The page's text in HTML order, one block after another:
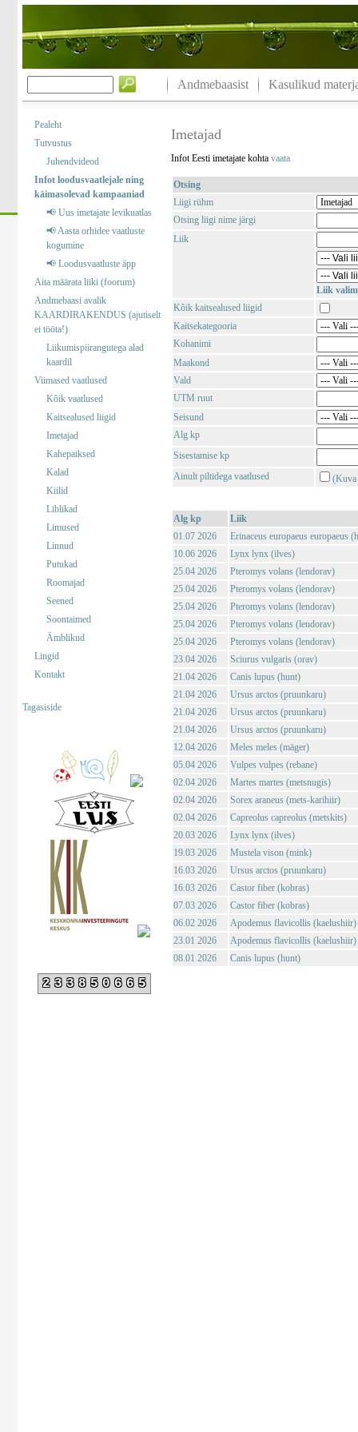
Andmebaasist Kasulikud
Pealeht
Tutvustus
Juhendvideod
Infot loodusvaatlejale ning
käimasolevad kampaaniad
📢 Uus imetajate levikuatlas
📢 Aasta orhidee vaatluste
kogumine
📢 Loodusvaatluste äpp
Aita määrata liiki (foorum)
Andmebaasi avalik
KAARDIRAKENDUS (ajutiselt
ei tööta!)
Liikumispiirangutega alad
kaardil
Viimased vaatlused
Kõik vaatlused
Kaitsealused liigid
Imetajad
Kahepaiksed
Kalad
Kiilid
Liblikad
Limused
Linnud
Putukad
Roomajad
Seened
Soontaimed
Ämblikud
Lingid
Kontakt
Tagasiside
233850665
Imetajad
Infot Eesti imetajate kohta vaata
Otsing
Liigi rühm
Otsing liigi nime järgi
Liik
Liik
Kõik kaitsealused liigid
Kaitsekategooria
Kohanimi
Maakond
Vald
UTM ruut
Seisund
Alg kp
Sisestamise kp
Ainult piltidega vaatlused
(Kuva
Alg kp
Liik
01.07 2026
Erinaceus europaeus europaeus
10.06 2026
Lynx lynx (ilves)
25.04 2026
Pteromys volans (lendorav)
25.04 2026
Pteromys volans (lendorav)
25.04 2026
Pteromys volans (lendorav)
25.04 2026
Pteromys volans (lendorav)
25.04 2026
Pteromys volans (lendorav)
23.04 2026
Sciurus vulgaris (orav)
21.04 2026
Canis lupus (hunt)
21.04 2026
Ursus arctos (pruunkaru)
21.04 2026
Ursus arctos (pruunkaru)
21.04 2026
Ursus arctos (pruunkaru)
12.04 2026
Meles meles (mäger)
05.04 2026
Vulpes vulpes (rebane)
02.04 2026
Martes martes (metsnugis)
02.04 2026
Sorex araneus (mets-karihiir)
02.04 2026
Capreolus capreolus (metskits)
20.03 2026
Lynx lynx (ilves)
19.03 2026
Mustela vison (mink)
16.03 2026
Ursus arctos (pruunkaru)
16.03 2026
Castor fiber (kobras)
07.03 2026
Castor fiber (kobras)
06.02 2026
Apodemus flavicollis (kaelushiir)
23.01 2026
Apodemus flavicollis (kaelushiir)
08.01 2026
Canis lupus (hunt)